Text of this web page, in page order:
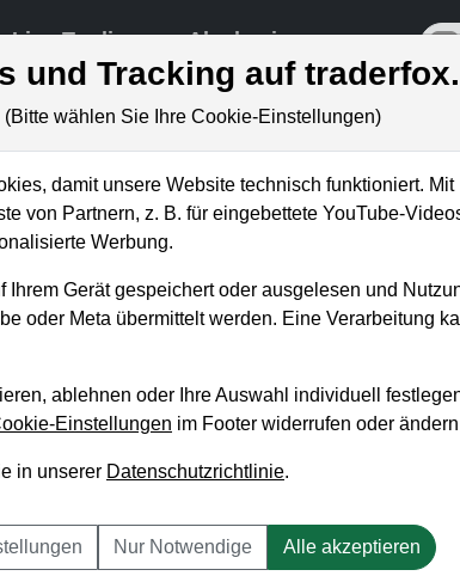
Live-Trading Akademie
mit allen
und Tracking auf
(Bitte wählen Sie Ihre Cookie-Einstellungen)
damit unsere Website technisch funktioniert.
von Partnern, z. B. für eingebettete YouTube-
Werbung.
Ihrem Gerät gespeichert oder ausgelesen und
oder Meta übermittelt werden. Eine Verarbeitung
ablehnen oder Ihre Auswahl individuell
Einstellungen im Footer widerrufen oder
in unserer Datenschutzrichtlinie.
Nur Notwendige Alle akzeptieren